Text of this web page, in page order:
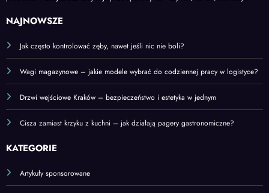
NAJNOWSZE
Jak często kontrolować zęby, nawet jeśli nic nie boli?
Wagi magazynowe – jakie modele wybrać do codziennej pracy w logistyce?
Drzwi wejściowe Kraków – bezpieczeństwo i estetyka w jednym
Cisza zamiast krzyku z kuchni – jak działają pagery gastronomiczne?
KATEGORIE
Artykuły sponsorowane